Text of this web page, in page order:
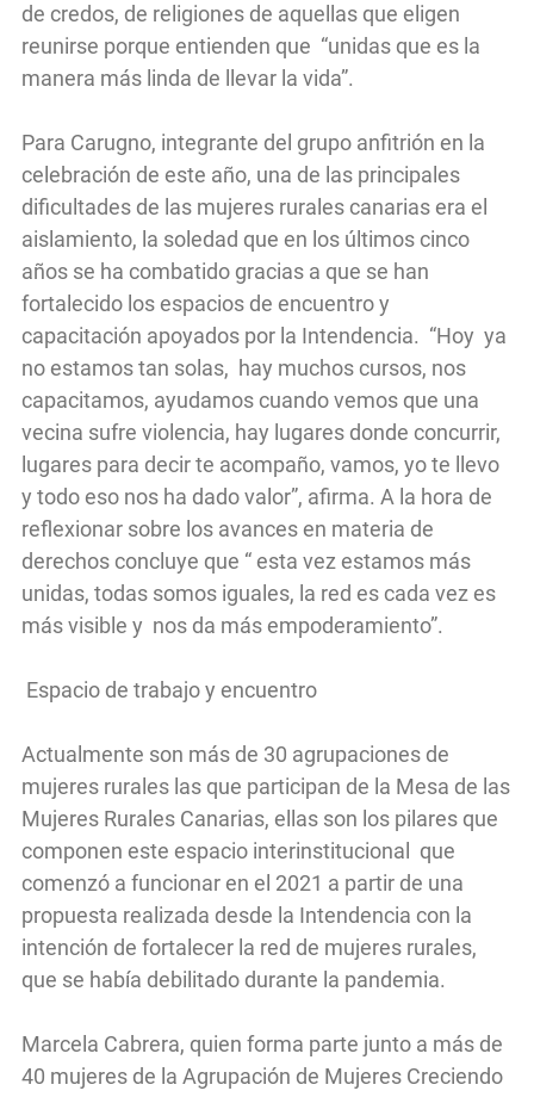
de credos, de religiones de aquellas que eligen
reunirse porque entienden que “unidas que es la
manera más linda de llevar la vida”.
Para Carugno, integrante del grupo anfitrión en la
celebración de este año, una de las principales
dificultades de las mujeres rurales canarias era el
aislamiento, la soledad que en los últimos cinco
años se ha combatido gracias a que se han
fortalecido los espacios de encuentro y
capacitación apoyados por la Intendencia. “Hoy ya
no estamos tan solas, hay muchos cursos, nos
capacitamos, ayudamos cuando vemos que una
vecina sufre violencia, hay lugares donde concurrir,
lugares para decir te acompaño, vamos, yo te llevo
y todo eso nos ha dado valor”, afirma. A la hora de
reflexionar sobre los avances en materia de
derechos concluye que “ esta vez estamos más
unidas, todas somos iguales, la red es cada vez es
más visible y nos da más empoderamiento”.
Espacio de trabajo y encuentro
Actualmente son más de 30 agrupaciones de
mujeres rurales las que participan de la Mesa de las
Mujeres Rurales Canarias, ellas son los pilares que
componen este espacio interinstitucional que
comenzó a funcionar en el 2021 a partir de una
propuesta realizada desde la Intendencia con la
intención de fortalecer la red de mujeres rurales,
que se había debilitado durante la pandemia.
Marcela Cabrera, quien forma parte junto a más de
40 mujeres de la Agrupación de Mujeres Creciendo